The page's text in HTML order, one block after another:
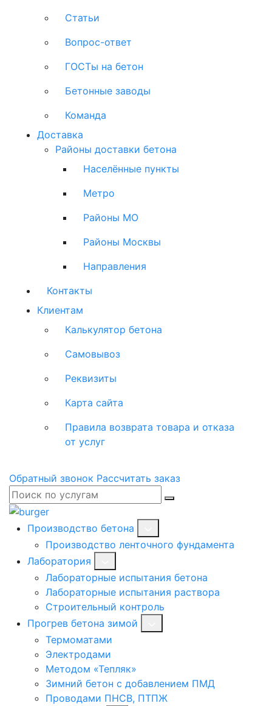
Статьи
Вопрос-ответ
ГОСТы на бетон
Бетонные заводы
Команда
Доставка
Районы доставки бетона
Населённые пункты
Метро
Районы МО
Районы Москвы
Направления
Контакты
Клиентам
Калькулятор бетона
Самовывоз
Реквизиты
Карта сайта
Правила возврата товара и отказа
от услуг
Обратный звонок Рассчитать заказ
Производство бетона
Производство ленточного фундамента
Лаборатория
Лабораторные испытания бетона
Лабораторные испытания раствора
Строительный контроль
Прогрев бетона зимой
Термоматами
Электродами
Методом «Тепляк»
Зимний бетон с добавлением ПМД
Проводами ПНСВ, ПТПЖ